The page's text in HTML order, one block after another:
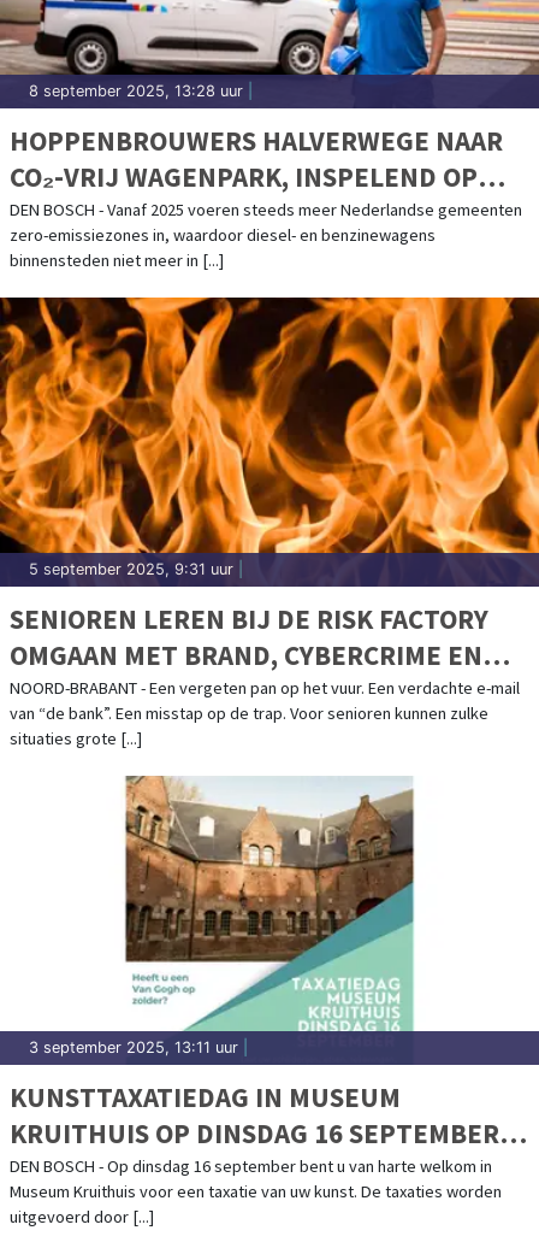
8 september 2025, 13:28 uur
HOPPENBROUWERS HALVERWEGE NAAR
CO₂-VRIJ WAGENPARK, INSPELEND OP
ZERO-EMISSIEZONES
DEN BOSCH - Vanaf 2025 voeren steeds meer Nederlandse gemeenten
zero-emissiezones in, waardoor diesel- en benzinewagens
binnensteden niet meer in [...]
5 september 2025, 9:31 uur
SENIOREN LEREN BIJ DE RISK FACTORY
OMGAAN MET BRAND, CYBERCRIME EN
VALLEN
NOORD-BRABANT - Een vergeten pan op het vuur. Een verdachte e-mail
van “de bank”. Een misstap op de trap. Voor senioren kunnen zulke
situaties grote [...]
3 september 2025, 13:11 uur
KUNSTTAXATIEDAG IN MUSEUM
KRUITHUIS OP DINSDAG 16 SEPTEMBER
2025
DEN BOSCH - Op dinsdag 16 september bent u van harte welkom in
Museum Kruithuis voor een taxatie van uw kunst. De taxaties worden
uitgevoerd door [...]